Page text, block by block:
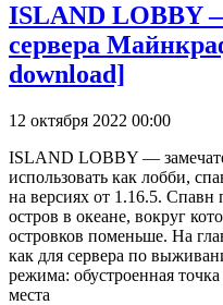
ISLAND LOBBY
сервера
download]
12 октября 2022 00:00
ISLAND LOBBY —
использовать как лобби,
на версиях от 1.16.5. Спавн
остров в океане, вокруг
островков поменьше. На
как для сервера по
режима: обустроенная
места